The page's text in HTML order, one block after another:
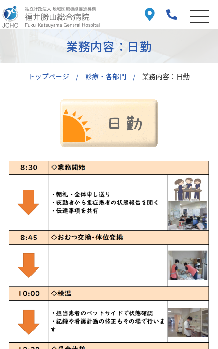
トップページ 診療・各部門 業務内容：日勤
業務内容：日勤